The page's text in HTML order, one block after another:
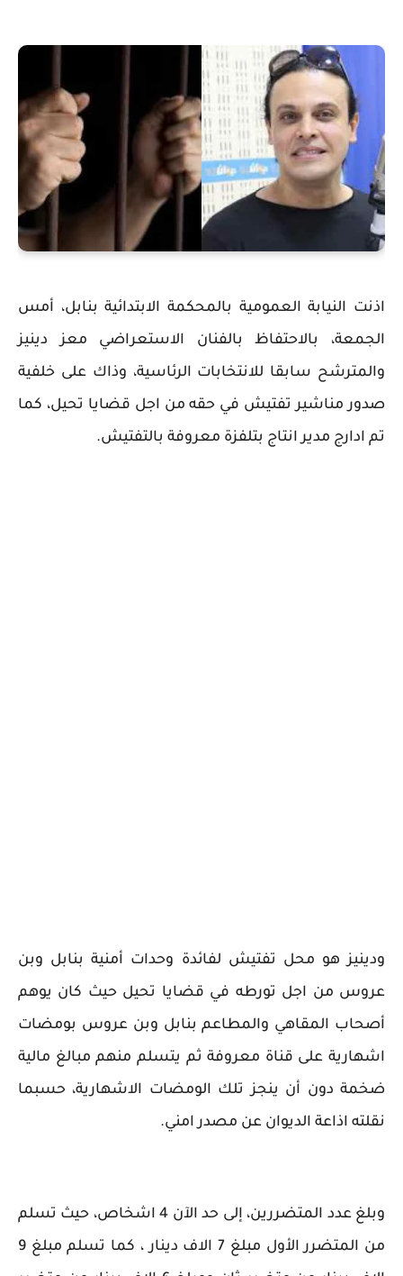
اذنت النيابة العمومية بالمحكمة الابتدائية بنابل، أمس
الجمعة، بالاحتفاظ بالفنان الاستعراضي معز دينيز
والمترشح سابقا للانتخابات الرئاسية، وذاك على خلفية
صدور مناشير تفتيش في حقه من اجل قضايا تحيل، كما
تم ادارج مدير انتاج بتلفزة معروفة بالتفتيش.
ودينيز هو محل تفتيش لفائدة وحدات أمنية بنابل وبن
عروس من اجل تورطه في قضايا تحيل حيث كان يوهم
أصحاب المقاهي والمطاعم بنابل وبن عروس بومضات
اشهارية على قناة معروفة ثم يتسلم منهم مبالغ مالية
ضخمة دون أن ينجز تلك الومضات الاشهارية، حسبما
نقلته اذاعة الديوان عن مصدر امني.
وبلغ عدد المتضررين، إلى حد الآن 4 اشخاص، حيث تسلم
من المتضرر الأول مبلغ 7 الاف دينار ، كما تسلم مبلغ 9